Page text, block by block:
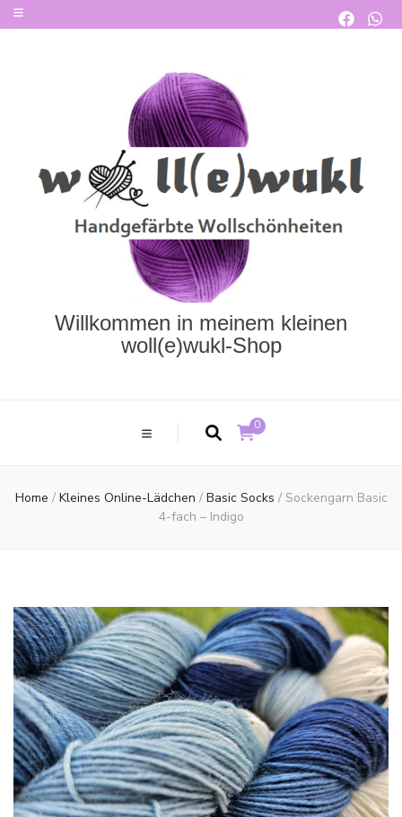
Willkommen in meinem kleinen
woll(e)wukl-Shop
0
Home / Kleines Online-Lädchen / Basic Socks / Sockengarn Basic
4-fach – Indigo